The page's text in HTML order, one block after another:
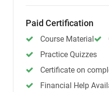
Paid Certification
Course Material
Practice Quizzes
Certificate on
Financial Help